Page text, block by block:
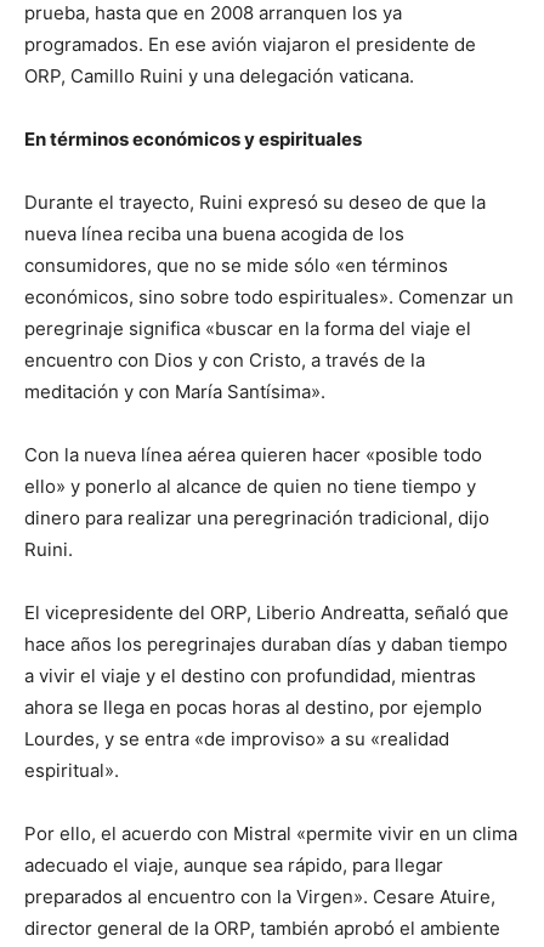
prueba, hasta que en 2008 arranquen los ya
programados. En ese avión viajaron el presidente de
ORP, Camillo Ruini y una delegación vaticana.
En términos económicos y espirituales
Durante el trayecto, Ruini expresó su deseo de que la
nueva línea reciba una buena acogida de los
consumidores, que no se mide sólo «en términos
económicos, sino sobre todo espirituales». Comenzar un
peregrinaje significa «buscar en la forma del viaje el
encuentro con Dios y con Cristo, a través de la
meditación y con María Santísima».
Con la nueva línea aérea quieren hacer «posible todo
ello» y ponerlo al alcance de quien no tiene tiempo y
dinero para realizar una peregrinación tradicional, dijo
Ruini.
El vicepresidente del ORP, Liberio Andreatta, señaló que
hace años los peregrinajes duraban días y daban tiempo
a vivir el viaje y el destino con profundidad, mientras
ahora se llega en pocas horas al destino, por ejemplo
Lourdes, y se entra «de improviso» a su «realidad
espiritual».
Por ello, el acuerdo con Mistral «permite vivir en un clima
adecuado el viaje, aunque sea rápido, para llegar
preparados al encuentro con la Virgen». Cesare Atuire,
director general de la ORP, también aprobó el ambiente